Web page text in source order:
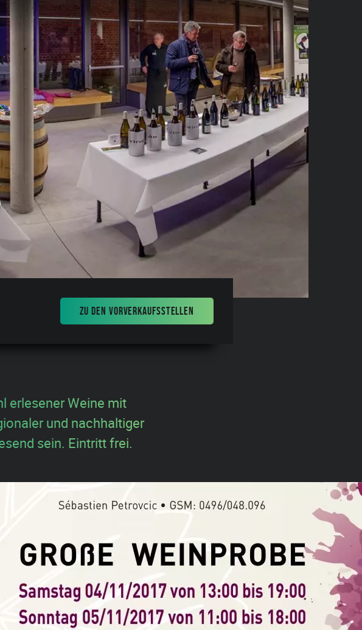
ZU DEN VORVERKAUFSSTELLEN
erlesener Weine mit
und nachhaltiger
sein. Eintritt frei.